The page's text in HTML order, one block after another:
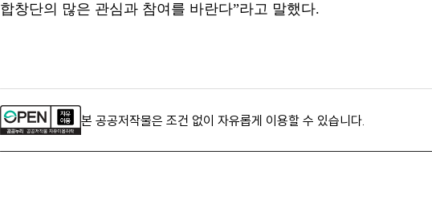
합창단의 많은 관심과 참여를 바란다”라고 말했다.
본 공공저작물은 조건 없이 자유롭게 이용할 수 있습니다.